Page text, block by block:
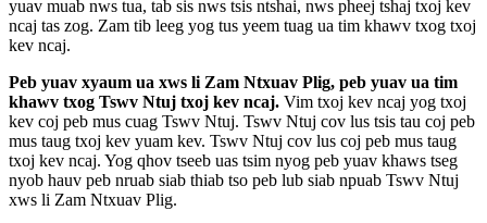
yuav muab nws tua, tab sis nws tsis ntshai, nws pheej tshaj txoj kev
ncaj tas zog. Zam tib leeg yog tus yeem tuag ua tim khawv txog txoj
kev ncaj.
Peb yuav xyaum ua xws li Zam Ntxuav Plig, peb yuav ua tim
khawv txog Tswv Ntuj txoj kev ncaj. Vim txoj kev ncaj yog txoj
kev coj peb mus cuag Tswv Ntuj. Tswv Ntuj cov lus tsis tau coj peb
mus taug txoj kev yuam kev. Tswv Ntuj cov lus coj peb mus taug
txoj kev ncaj. Yog qhov tseeb uas tsim nyog peb yuav khaws tseg
nyob hauv peb nruab siab thiab tso peb lub siab npuab Tswv Ntuj
xws li Zam Ntxuav Plig.